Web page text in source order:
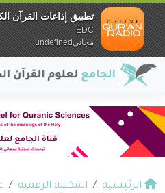
الرئيسية المكتبة الرقمية
تطبيق إذاعات القرآن
EDC
مجانيundefined